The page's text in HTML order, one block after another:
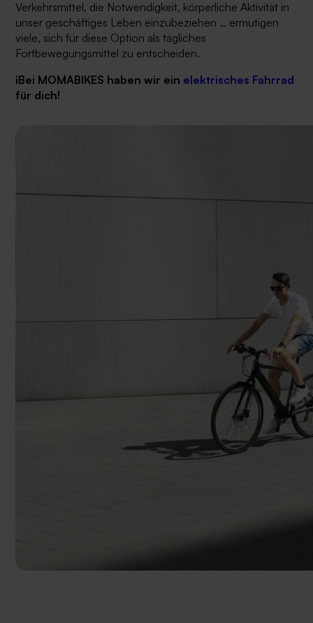
Verkehrsmittel, die Notwendigkeit, körperliche Aktivität in
unser geschäftiges Leben einzubeziehen … ermutigen
viele, sich für diese Option als tägliches
Fortbewegungsmittel zu entscheiden.
¡Bei MOMABIKES haben wir ein elektrisches Fahrrad
für dich!